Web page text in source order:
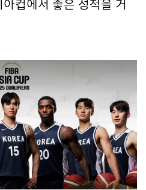
컵에서 좋은 성적을 거